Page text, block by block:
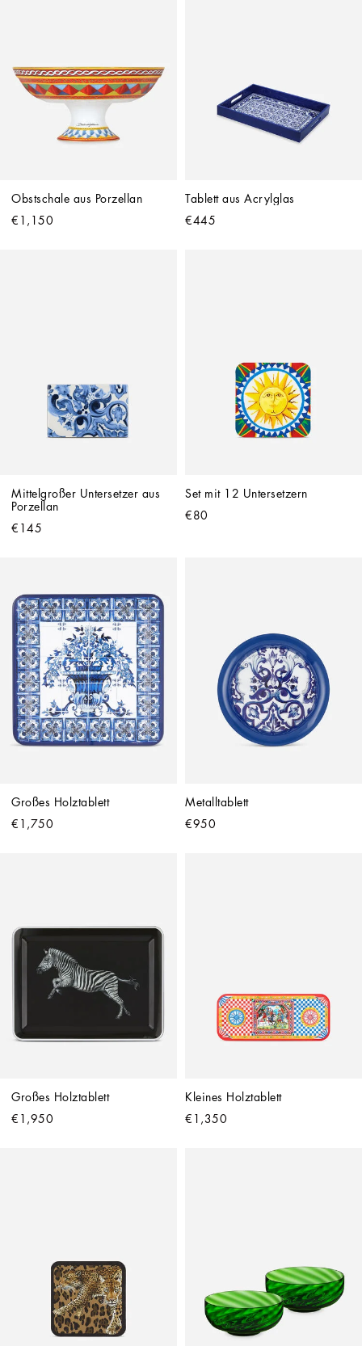
Obstschale aus Porzellan
€1,150
Tablett aus Acrylglas
€445
Mittelgroßer Untersetzer aus
Porzellan
€145
Set mit 12 Untersetzern
€80
Großes Holztablett
€1,750
Metalltablett
€950
Großes Holztablett
€1,950
Kleines Holztablett
€1,350